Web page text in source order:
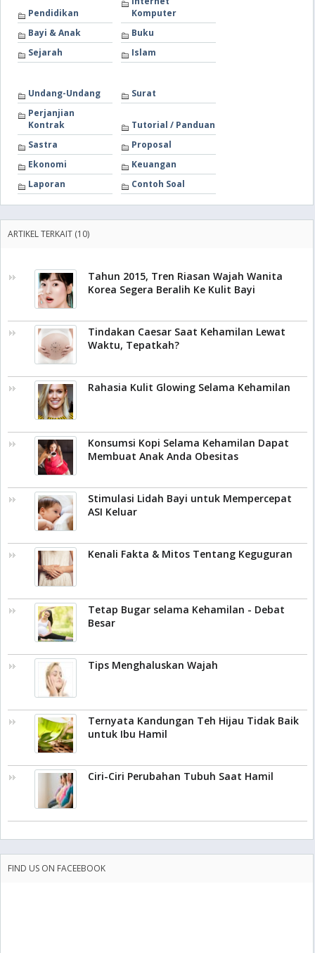
Pendidikan
Komputer
Bayi & Anak
Buku
Sejarah
Islam
Undang-Undang
Surat
Perjanjian
Kontrak
Tutorial / Panduan
Sastra
Proposal
Ekonomi
Keuangan
Laporan
Contoh Soal
ARTIKEL TERKAIT (10)
Tahun 2015, Tren Riasan Wajah Wanita
Korea Segera Beralih Ke Kulit Bayi
Tindakan Caesar Saat Kehamilan Lewat
Waktu, Tepatkah?
Rahasia Kulit Glowing Selama Kehamilan
Konsumsi Kopi Selama Kehamilan Dapat
Membuat Anak Anda Obesitas
Stimulasi Lidah Bayi untuk Mempercepat
ASI Keluar
Kenali Fakta & Mitos Tentang Keguguran
Tetap Bugar selama Kehamilan - Debat
Besar
Tips Menghaluskan Wajah
Ternyata Kandungan Teh Hijau Tidak Baik
untuk Ibu Hamil
Ciri-Ciri Perubahan Tubuh Saat Hamil
FIND US ON FACEEBOOK